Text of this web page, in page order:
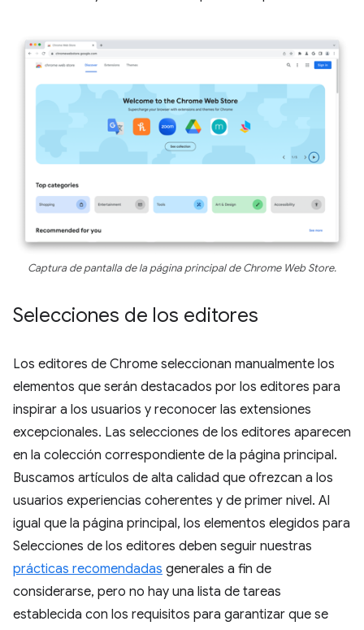
Captura de pantalla de la página principal de Chrome Web Store.
Selecciones de los editores
Los editores de Chrome seleccionan manualmente los
elementos que serán destacados por los editores para
inspirar a los usuarios y reconocer las extensiones
excepcionales. Las selecciones de los editores aparecen
en la colección correspondiente de la página principal.
Buscamos artículos de alta calidad que ofrezcan a los
usuarios experiencias coherentes y de primer nivel. Al
igual que la página principal, los elementos elegidos para
Selecciones de los editores deben seguir nuestras
prácticas recomendadas generales a fin de
considerarse, pero no hay una lista de tareas
establecida con los requisitos para garantizar que se